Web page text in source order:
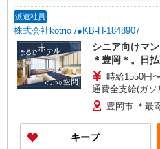
派遣社員
株式会社kotrio /●KB-H-1848907
シニア向けマ
＊豊岡＊。日
時給1550円
通費全支給(ガソ
豊岡市 ＊最
キープ